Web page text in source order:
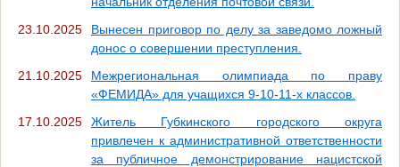
23.10.2025
Вынесен приговор по делу за заведомо ложный
донос о совершении преступления.
21.10.2025
Межрегиональная олимпиада по праву
«ФЕМИДА» для учащихся 9-10-11-х классов.
17.10.2025
Житель Губкинского городского округа
привлечен к административной ответственности
за публичное демонстрирование нацистской